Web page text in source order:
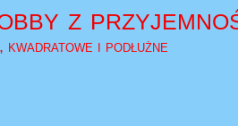
z
kwadratowe i podłużne